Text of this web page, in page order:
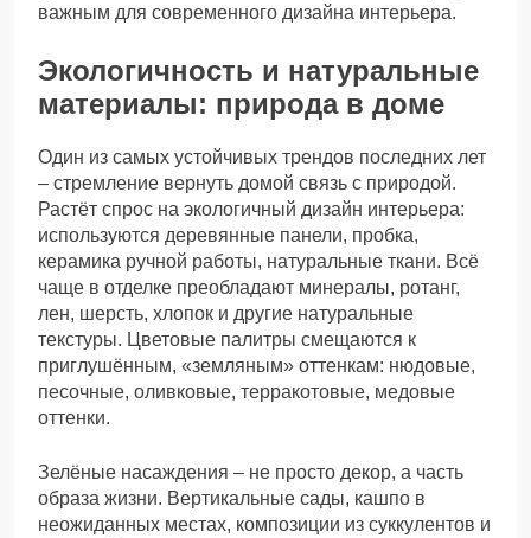
важным для современного дизайна интерьера.
Экологичность и натуральные
материалы: природа в доме
Один из самых устойчивых трендов последних лет
– стремление вернуть домой связь с природой.
Растёт спрос на экологичный дизайн интерьера:
используются деревянные панели, пробка,
керамика ручной работы, натуральные ткани. Всё
чаще в отделке преобладают минералы, ротанг,
лен, шерсть, хлопок и другие натуральные
текстуры. Цветовые палитры смещаются к
приглушённым, «земляным» оттенкам: нюдовые,
песочные, оливковые, терракотовые, медовые
оттенки.
Зелёные насаждения – не просто декор, а часть
образа жизни. Вертикальные сады, кашпо в
неожиданных местах, композиции из суккулентов и